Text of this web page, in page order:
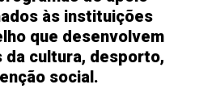
às instituições
que desenvolvem
da cultura, desporto,
social.